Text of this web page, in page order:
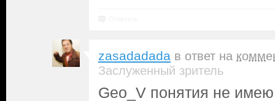
zasadadada в ответ на
Заслуженный зритель
Geo_V понятия не